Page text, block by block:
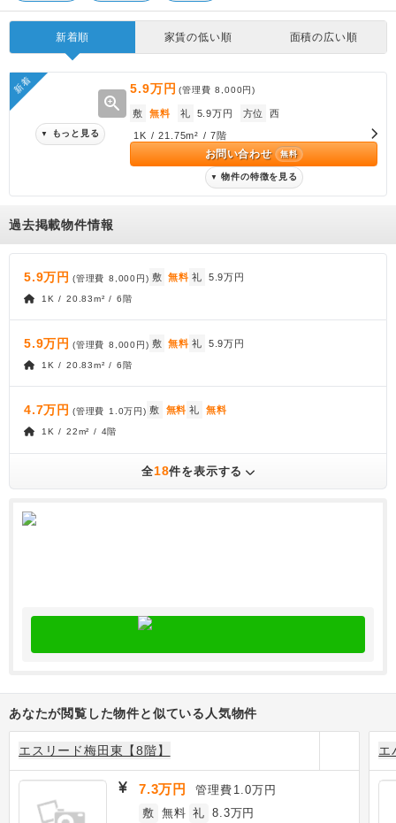
新着順 家賃の低い順 面積の広い順
新着
zoom_in
▼ もっと見る
5.9万円 (管理費8,000円)
敷 無料 礼 5.9万円 方位 西
1K / 21.75m² / 7階
お問い合わせ 無料
▼ 物件の特徴を見る
過去掲載物件情報
5.9万円 (管理費 8,000円) 敷 無料 礼 5.9万円
1K / 20.83m² / 6階
5.9万円 (管理費 8,000円) 敷 無料 礼 5.9万円
1K / 20.83m² / 6階
4.7万円 (管理費 1.0万円) 敷 無料 礼 無料
1K / 22m² / 4階
全18件を表示する
あなたが閲覧した物件と似ている人気物件
エスリード梅田東【8階】
7.3万円 管理費 1.0万円
敷 無料 礼 8.3万円
エ